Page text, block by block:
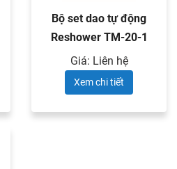
Bộ set dao tự động
Reshower TM-20-1
Giá: Liên hệ
Xem chi tiết